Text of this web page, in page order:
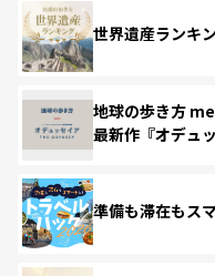
世界遺産ランキ
地球の歩き方
最新作『オデュ
準備も滞在もス